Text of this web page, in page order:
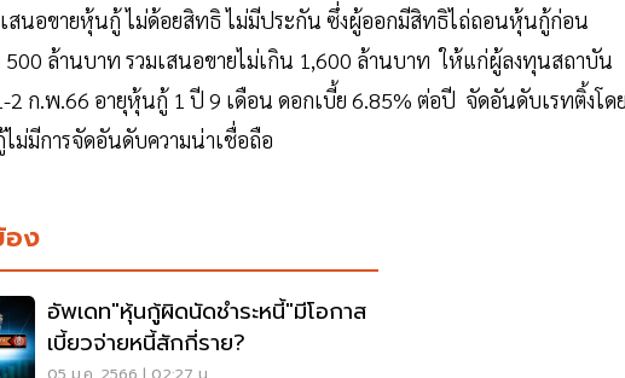
สนอขายหุ้นกู้ ไม่ด้อยสิทธิ ไม่มีประกัน ซึ่งผู้ออกมีสิทธิไถ่ถอนหุ้นกู้ก่อน
500 ล้านบาท รวมเสนอขายไม่เกิน 1,600 ล้านบาท ให้แก่ผู้ลงทุนสถาบัน
ก.พ.66 อายุหุ้นกู้ 1 ปี 9 เดือน ดอกเบี้ย 6.85% ต่อปี จัดอันดับเรทติ้งโด
ม่มีการจัดอันดับความน่าเชื่อถือ
อง
อัพเดท"หุ้นกู้ผิดนัดชำระหนี้"มีโอกาส
เบี้ยวจ่ายหนี้สักกี่ราย?